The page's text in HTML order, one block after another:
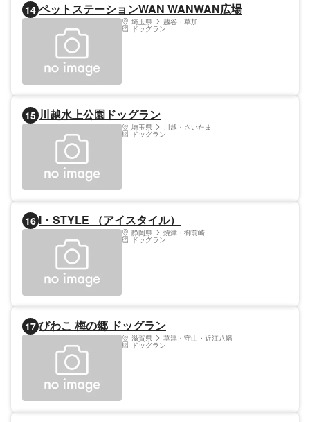
14 ペットステーションWAN WANWAN広場
埼玉県 越谷・草加
ドッグラン
15 川越水上公園ドッグラン
埼玉県 川越・さいたま
ドッグラン
16 I・STYLE （アイスタイル）
静岡県 焼津・御前崎
ドッグラン
17 びわこ 梅の郷 ドッグラン
滋賀県 草津・守山・近江八幡
ドッグラン